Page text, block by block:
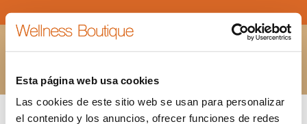
Esta página web usa cookies
Las cookies de este sitio web se usan para personalizar
el contenido y los anuncios, ofrecer funciones de redes
BONO-REGALO-FACIAL